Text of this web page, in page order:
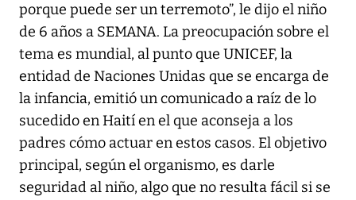
porque puede ser un terremoto”, le dijo el niño
de 6 años a SEMANA. La preocupación sobre el
tema es mundial, al punto que UNICEF, la
entidad de Naciones Unidas que se encarga de
la infancia, emitió un comunicado a raíz de lo
sucedido en Haití en el que aconseja a los
padres cómo actuar en estos casos. El objetivo
principal, según el organismo, es darle
seguridad al niño, algo que no resulta fácil si se